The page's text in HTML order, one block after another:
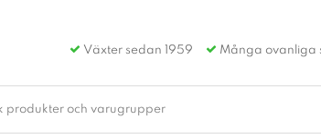
Växter sedan 1959 Många ovanliga